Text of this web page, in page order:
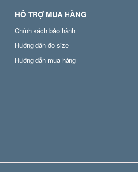
HỖ TRỢ MUA HÀNG
Chính sách bảo hành
Hướng dẫn đo size
Hướng dẫn mua hàng